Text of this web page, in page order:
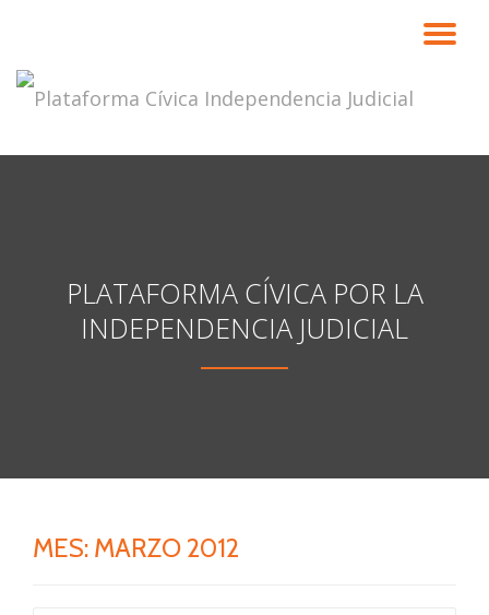
contenido
PLATAFORMA CÍVICA POR LA
INDEPENDENCIA JUDICIAL
MES: MARZO 2012